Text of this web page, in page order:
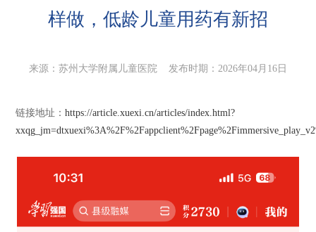
样做，低龄儿童用药有新招
来源：苏州大学附属儿童医院 发布时期：2026年04月16日
链接地址：https://article.xuexi.cn/articles/index.html?